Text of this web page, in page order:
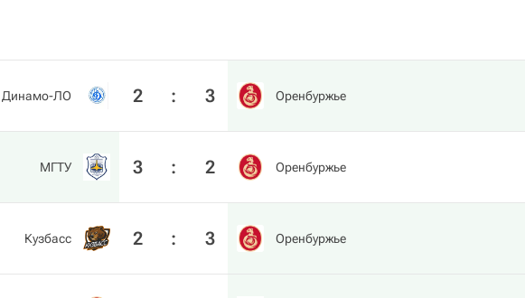
Динамо-ЛО 2 : 3 Оренбуржье
МГТУ 3 : 2 Оренбуржье
Кузбасс 2 : 3 Оренбуржье